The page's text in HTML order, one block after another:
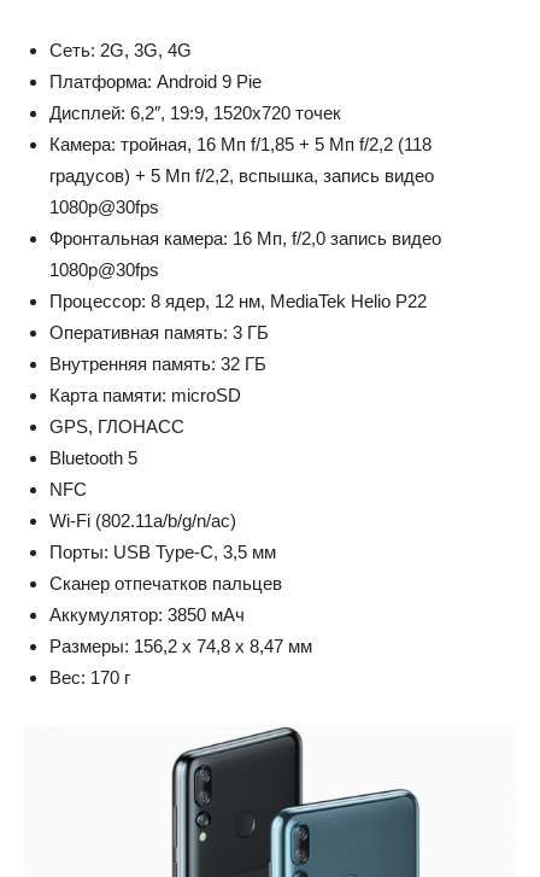
Сеть: 2G, 3G, 4G
Платформа: Android 9 Pie
Дисплей: 6,2″, 19:9, 1520х720 точек
Камера: тройная, 16 Мп f/1,85 + 5 Мп f/2,2 (118
градусов) + 5 Мп f/2,2, вспышка, запись видео
1080p@30fps
Фронтальная камера: 16 Мп, f/2,0 запись видео
1080p@30fps
Процессор: 8 ядер, 12 нм, MediaTek Helio P22
Оперативная память: 3 ГБ
Внутренняя память: 32 ГБ
Карта памяти: microSD
GPS, ГЛОНАСС
Bluetooth 5
NFC
Wi-Fi (802.11a/b/g/n/ac)
Порты: USB Type-C, 3,5 мм
Сканер отпечатков пальцев
Аккумулятор: 3850 мАч
Размеры: 156,2 х 74,8 х 8,47 мм
Вес: 170 г